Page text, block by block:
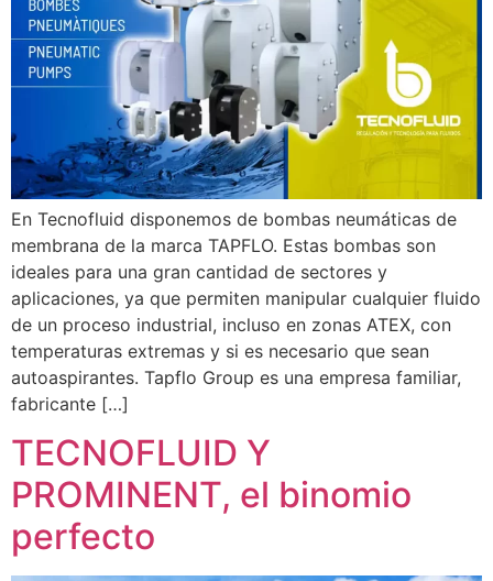
En Tecnofluid disponemos de bombas neumáticas de
membrana de la marca TAPFLO. Estas bombas son
ideales para una gran cantidad de sectores y
aplicaciones, ya que permiten manipular cualquier fluido
de un proceso industrial, incluso en zonas ATEX, con
temperaturas extremas y si es necesario que sean
autoaspirantes. Tapflo Group es una empresa familiar,
fabricante […]
TECNOFLUID Y
PROMINENT, el binomio
perfecto